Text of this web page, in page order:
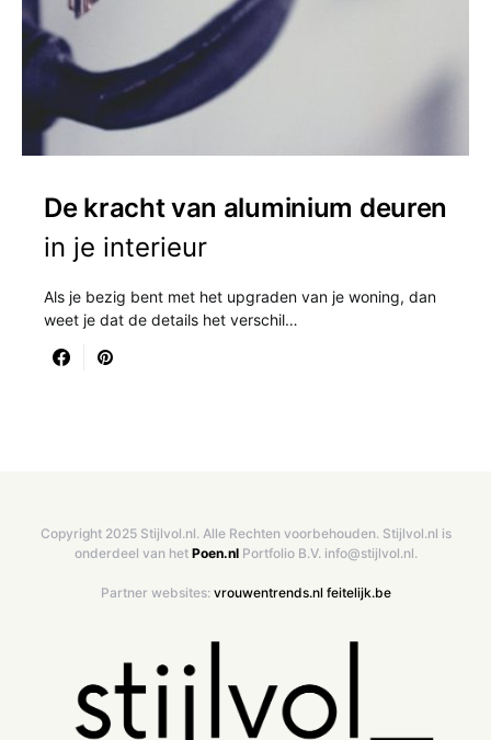
De kracht van aluminium deuren
in je interieur
Als je bezig bent met het upgraden van je woning, dan
weet je dat de details het verschil…
Copyright 2025 Stijlvol.nl. Alle Rechten voorbehouden. Stijlvol.nl is
onderdeel van het Poen.nlPortfolio B.V. info@stijlvol.nl.
Partner websites: vrouwentrends.nl feitelijk.be